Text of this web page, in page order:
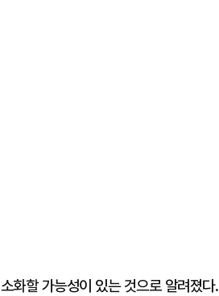
화할 가능성이 있는 것으로 알려졌다.